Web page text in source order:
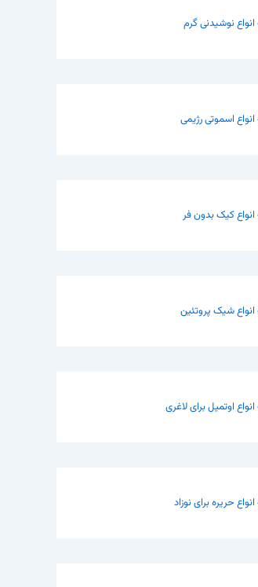
انواع نوشیدنی گرم
اسموتی رژیمی
انواع کیک بدون فر
انواع شیک پروتئین
اوتمیل برای لاغری
حریره برای نوزاد